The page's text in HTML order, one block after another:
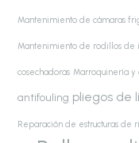
Mantenimiento de cámaras
Mantenimiento de rodillos de
cosechadoras Marroquinería y
antifouling pliegos de
Reparación de estructuras de